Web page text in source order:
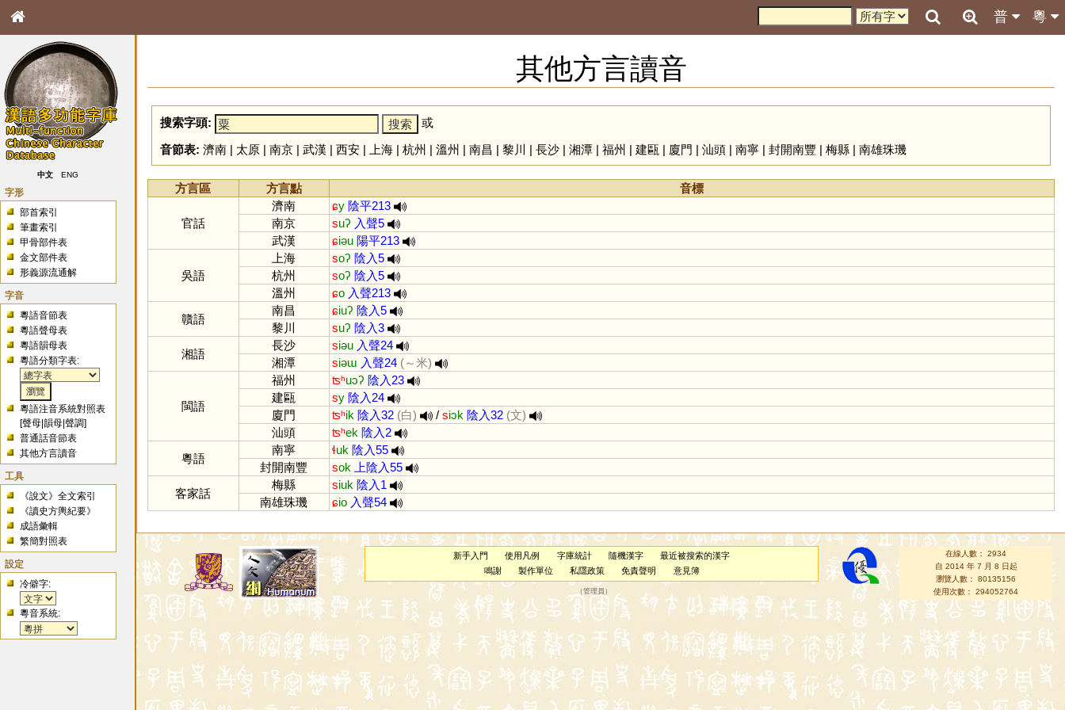
粵
普
中文 ENG
字形
部首索引
筆畫索引
甲骨部件表
金文部件表
形義源流通解
字音
粵語音節表
粵語聲母表
粵語韻母表
粵語分類字表:
粵語注音系統對照表
[聲母 |韻母 |聲調]
普通話音節表
其他方言讀音
工具
《說文》全文索引
《讀史方輿紀要》
成語彙輯
繁簡對照表
設定
冷僻字:
粵音系統:
其他方言讀音
搜索字頭:
或
音節表: 濟南| 太原| 南京| 武漢 | 西安| 上海| 杭州 | 溫州 | 南昌 | 黎川 | 長沙| 湘潭| 福州 | 建甌 | 廈門 | 汕頭| 南寧| 封開南豐 | 梅縣| 南雄珠璣
方言區 方言點 音標
官話
濟南 ɕy 陰平213
南京
suʔ 入聲5
武漢
ɕiəu 陽平213
吳語
上海 soʔ 陰入5
杭州
soʔ 陰入5
溫州
ɕo 入聲213
贛語
南昌 ɕiuʔ 陰入5
黎川
suʔ 陰入3
湘語
長沙 siəu 入聲24
湘潭
siəɯ 入聲24 (～米)
閩語
福州 ʦʰuɔʔ 陰入23
建甌
sy 陰入24
廈門
ʦʰik 陰入32 (白) / siɔk 陰入32 (文)
汕頭
ʦʰek 陰入2
粵語
南寧 ɬuk 陰入55
封開南豐
sok
上陰入55
客家話
梅縣 siuk 陰入1
南雄珠璣
ɕio 入聲54
新手入門 使用凡例 字庫統計 隨機漢字
最近被搜索的漢字
鳴謝
製作單位 私隱政策 免責聲明 意見簿
（管理員 ）
在線人數： 2934
自 2014 年 7 月 8 日起
瀏覽人數： 80135156
使用次數： 294052764